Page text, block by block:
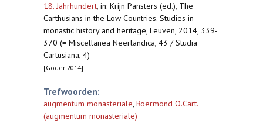
18. Jahrhundert, in: Krijn Pansters (ed.), The
Carthusians in the Low Countries. Studies in
monastic history and heritage, Leuven, 2014, 339-
370 (= Miscellanea Neerlandica, 43 / Studia
Cartusiana, 4)
[Goder 2014]
Trefwoorden:
augmentum monasteriale, Roermond O.Cart.
(augmentum monasteriale)